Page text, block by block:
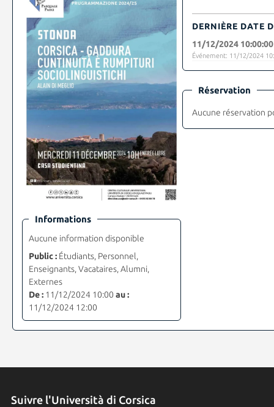
Informations
Aucune information disponible
Public :Étudiants, Personnel,
Enseignants, Vacataires, Alumni,
Externes
De :11/12/2024 10:00 au :
11/12/2024 12:00
DERNIÈRE DATE
11/12/2024 10:00:00
Événement: 11/12/2024
Réservation
Aucune réservation
Suivre l'Università di Corsica